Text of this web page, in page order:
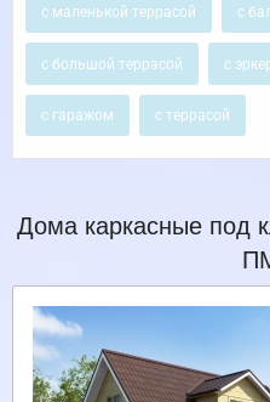
с маленькой террасой с
с большой террасой с
с гаражом с террасой
Дома каркасные под